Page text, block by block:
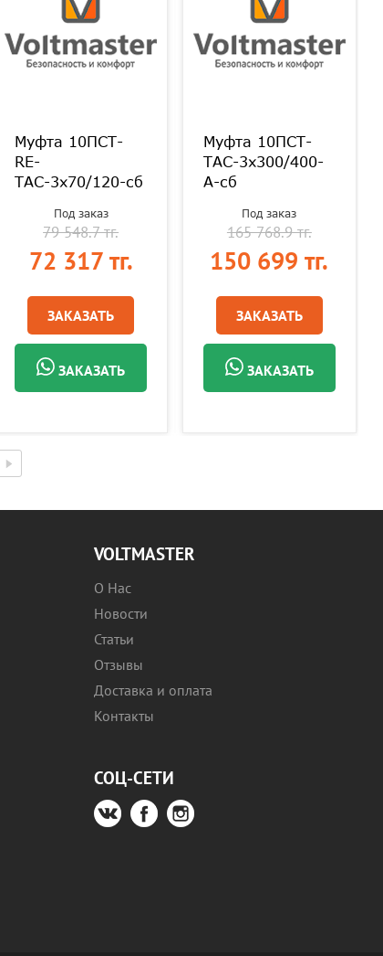
Муфта 10ПСТ-
RE-
ТАС-3х70/120-сб
Под заказ
79 548.7 тг.
72 317 тг.
ЗАКАЗАТЬ
ЗАКАЗАТЬ
Муфта 10ПСТ-
ТАС-3х300/400-
А-сб
Под заказ
165 768.9 тг.
150 699 тг.
ЗАКАЗАТЬ
ЗАКАЗАТЬ
VOLTMASTER
О Нас
Новости
Статьи
Отзывы
Доставка и оплата
Контакты
СОЦ-СЕТИ